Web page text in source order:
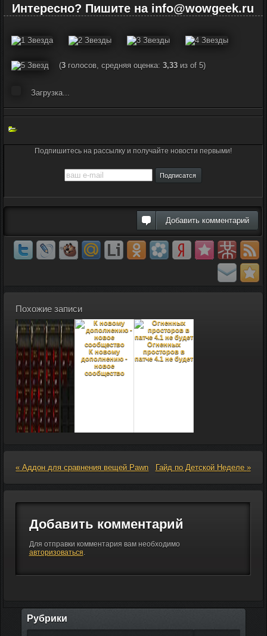
Интересно? Пишите на info@wowgeek.ru
(3 голосов, средняя оценка:3,33 из of 5)
Загрузка...
Подпишитесь на рассылку и получайте новости первыми!
Добавить комментарий
Похожие записи
Кратко о
(друид, рога,
варлок). Награды
и
справедливости.
К новому
дополнению -
новое
сообщество
Огненных
просторов в
патче 4.1 не будет
Индикатор
Локальной и
задержки в WoW
« Аддон для сравнения вещей Pawn Гайд по Детской Неделе »
Добавить комментарий
Для отправки комментария вам необходимо
авторизоваться.
Рубрики